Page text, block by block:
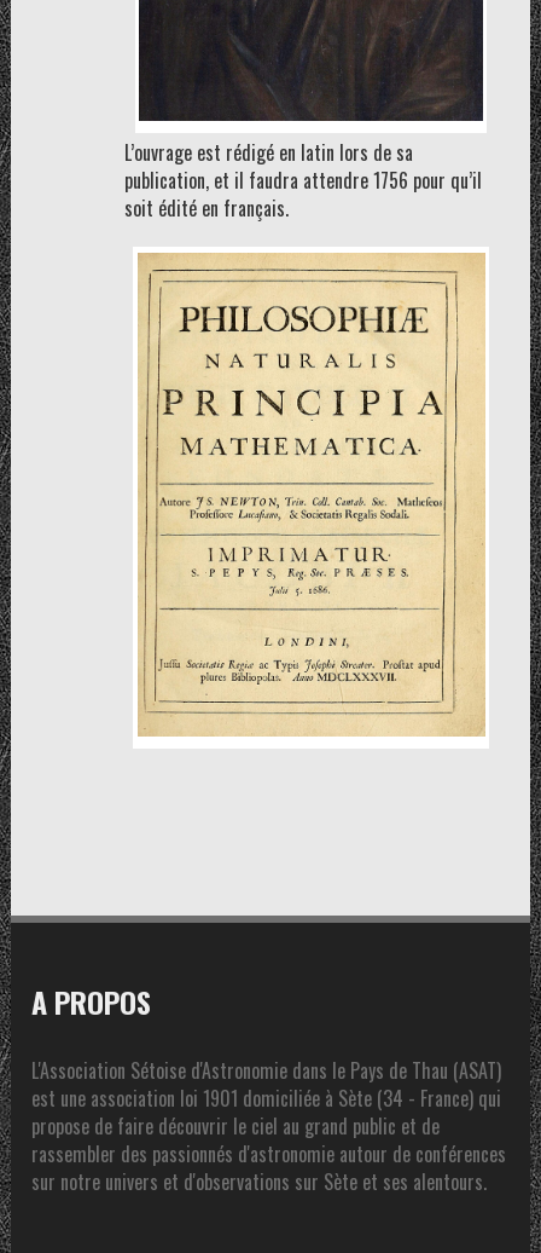
L’ouvrage est rédigé en latin lors de sa
publication, et il faudra attendre 1756 pour qu’il
soit édité en français.
A PROPOS
L'Association Sétoise d'Astronomie dans le Pays de Thau (ASAT)
est une association loi 1901 domiciliée à Sète (34 - France) qui
propose de faire découvrir le ciel au grand public et de
rassembler des passionnés d'astronomie autour de conférences
sur notre univers et d'observations sur Sète et ses alentours.